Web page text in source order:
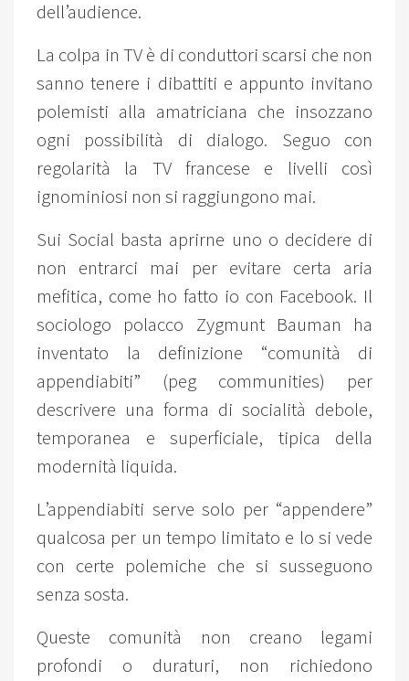
dell’audience.
La colpa in TV è di conduttori scarsi che non
sanno tenere i dibattiti e appunto invitano
polemisti alla amatriciana che insozzano
ogni possibilità di dialogo. Seguo con
regolarità la TV francese e livelli così
ignominiosi non si raggiungono mai.
Sui Social basta aprirne uno o decidere di
non entrarci mai per evitare certa aria
mefitica, come ho fatto io con Facebook. Il
sociologo polacco Zygmunt Bauman ha
inventato la definizione “comunità di
appendiabiti” (peg communities) per
descrivere una forma di socialità debole,
temporanea e superficiale, tipica della
modernità liquida.
L’appendiabiti serve solo per “appendere”
qualcosa per un tempo limitato e lo si vede
con certe polemiche che si susseguono
senza sosta.
Queste comunità non creano legami
profondi o duraturi, non richiedono